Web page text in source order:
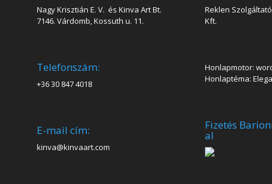
Nagy Krisztián E. V. és Kinva Art Bt.
7146. Várdomb, Kossuth u. 11.
Telefonszám:
+36 30 847 4018
E-mail cím:
kinva@kinvaart.com
Reklen
Kft.
Honlapmotor:
Honlaptéma:
Fizetés
al